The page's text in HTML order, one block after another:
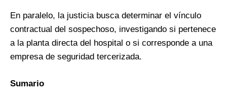
En paralelo, la justicia busca determinar el vínculo
contractual del sospechoso, investigando si pertenece
a la planta directa del hospital o si corresponde a una
empresa de seguridad tercerizada.
Sumario